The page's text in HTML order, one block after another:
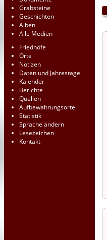
Grabsteine
Geschichten
Alben
Alle Medien
Friedhöfe
Orte
Notizen
Daten und Jahrestage
Kalender
Berichte
Quellen
Aufbewahrungsorte
Statistik
Sprache ändern
Lesezeichen
Kontakt